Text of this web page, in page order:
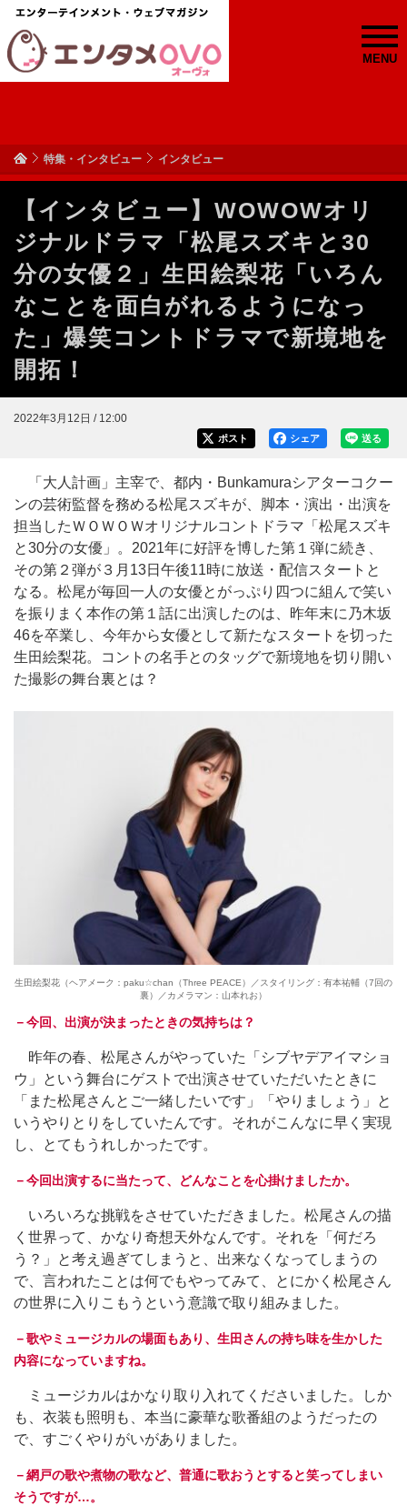
MENU
特集・インタビュー インタビュー
【インタビュー】WOWOWオリ
ジナルドラマ「松尾スズキと30
分の女優２」生田絵梨花「いろん
なことを面白がれるようになっ
た」爆笑コントドラマで新境地を
開拓！
2022年3月12日 / 12:00
送る
シェア
ポスト
「大人計画」主宰で、都内・Bunkamuraシアターコクー
ンの芸術監督を務める松尾スズキが、脚本・演出・出演を
担当したＷＯＷＯＷオリジナルコントドラマ「松尾スズキ
と30分の女優」。2021年に好評を博した第１弾に続き、
その第２弾が３月13日午後11時に放送・配信スタートと
なる。松尾が毎回一人の女優とがっぷり四つに組んで笑い
を振りまく本作の第１話に出演したのは、昨年末に乃木坂
46を卒業し、今年から女優として新たなスタートを切った
生田絵梨花。コントの名手とのタッグで新境地を切り開い
た撮影の舞台裏とは？
生田絵梨花（ヘアメーク：paku☆chan（Three PEACE）／スタイリング：有本祐輔（7回の
裏）／カメラマン：山本れお）
－今回、出演が決まったときの気持ちは？
昨年の春、松尾さんがやっていた「シブヤデアイマショ
ウ」という舞台にゲストで出演させていただいたときに
「また松尾さんとご一緒したいです」「やりましょう」と
いうやりとりをしていたんです。それがこんなに早く実現
し、とてもうれしかったです。
－今回出演するに当たって、どんなことを心掛けましたか。
いろいろな挑戦をさせていただきました。松尾さんの描
く世界って、かなり奇想天外なんです。それを「何だろ
う？」と考え過ぎてしまうと、出来なくなってしまうの
で、言われたことは何でもやってみて、とにかく松尾さん
の世界に入りこもうという意識で取り組みました。
－歌やミュージカルの場面もあり、生田さんの持ち味を生かした
内容になっていますね。
ミュージカルはかなり取り入れてくださいました。しか
も、衣装も照明も、本当に豪華な歌番組のようだったの
で、すごくやりがいがありました。
－網戸の歌や煮物の歌など、普通に歌おうとすると笑ってしまい
そうですが…。